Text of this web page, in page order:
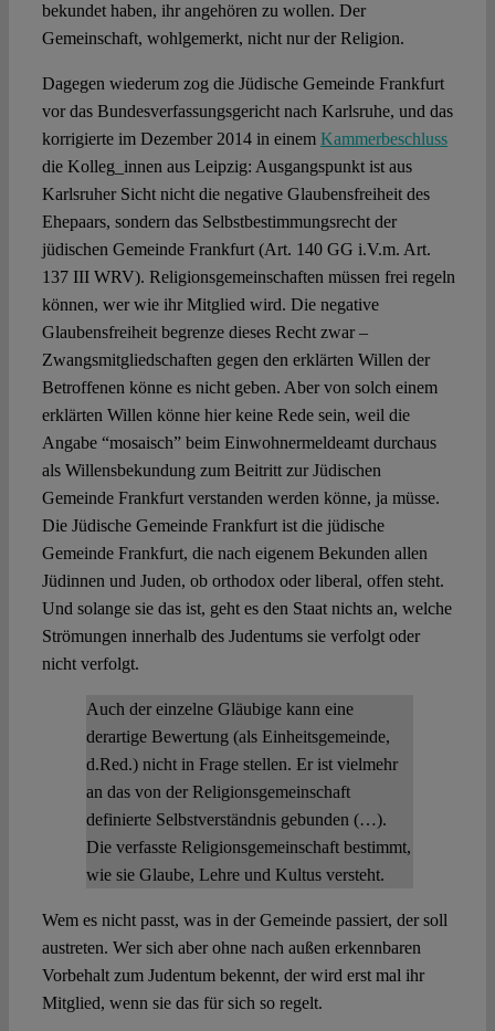
bekundet haben, ihr angehören zu wollen. Der
Gemeinschaft, wohlgemerkt, nicht nur der Religion.
Dagegen wiederum zog die Jüdische Gemeinde Frankfurt
vor das Bundesverfassungsgericht nach Karlsruhe, und das
korrigierte im Dezember 2014 in einem Kammerbeschluss
die Kolleg_innen aus Leipzig: Ausgangspunkt ist aus
Karlsruher Sicht nicht die negative Glaubensfreiheit des
Ehepaars, sondern das Selbstbestimmungsrecht der
jüdischen Gemeinde Frankfurt (Art. 140 GG i.V.m. Art.
137 III WRV). Religionsgemeinschaften müssen frei regeln
können, wer wie ihr Mitglied wird. Die negative
Glaubensfreiheit begrenze dieses Recht zwar –
Zwangsmitgliedschaften gegen den erklärten Willen der
Betroffenen könne es nicht geben. Aber von solch einem
erklärten Willen könne hier keine Rede sein, weil die
Angabe “mosaisch” beim Einwohnermeldeamt durchaus
als Willensbekundung zum Beitritt zur Jüdischen
Gemeinde Frankfurt verstanden werden könne, ja müsse.
Die Jüdische Gemeinde Frankfurt ist die jüdische
Gemeinde Frankfurt, die nach eigenem Bekunden allen
Jüdinnen und Juden, ob orthodox oder liberal, offen steht.
Und solange sie das ist, geht es den Staat nichts an, welche
Strömungen innerhalb des Judentums sie verfolgt oder
nicht verfolgt.
Auch der einzelne Gläubige kann eine
derartige Bewertung (als Einheitsgemeinde,
d.Red.) nicht in Frage stellen. Er ist vielmehr
an das von der Religionsgemeinschaft
definierte Selbstverständnis gebunden (…).
Die verfasste Religionsgemeinschaft bestimmt,
wie sie Glaube, Lehre und Kultus versteht.
Wem es nicht passt, was in der Gemeinde passiert, der soll
austreten. Wer sich aber ohne nach außen erkennbaren
Vorbehalt zum Judentum bekennt, der wird erst mal ihr
Mitglied, wenn sie das für sich so regelt.